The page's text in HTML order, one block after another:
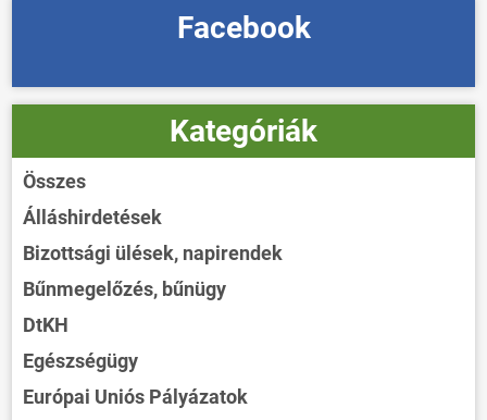
Facebook
Kategóriák
Összes
Álláshirdetések
Bizottsági ülések, napirendek
Bűnmegelőzés, bűnügy
DtKH
Egészségügy
Európai Uniós Pályázatok